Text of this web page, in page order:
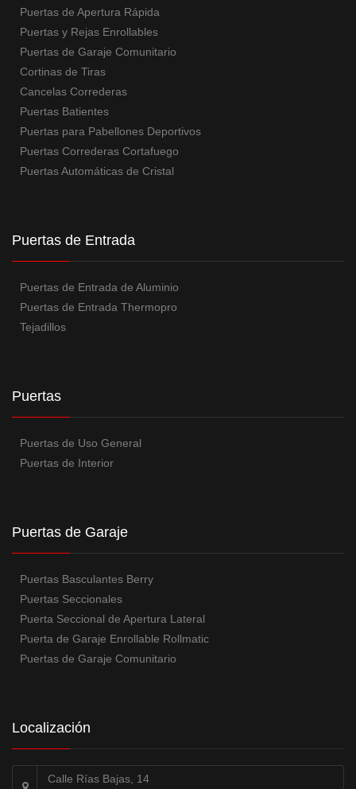
Puertas de Apertura Rápida
Puertas y Rejas Enrollables
Puertas de Garaje Comunitario
Cortinas de Tiras
Cancelas Correderas
Puertas Batientes
Puertas para Pabellones Deportivos
Puertas Correderas Cortafuego
Puertas Automáticas de Cristal
Puertas de Entrada
Puertas de Entrada de Aluminio
Puertas de Entrada Thermopro
Tejadillos
Puertas
Puertas de Uso General
Puertas de Interior
Puertas de Garaje
Puertas Basculantes Berry
Puertas Seccionales
Puerta Seccional de Apertura Lateral
Puerta de Garaje Enrollable Rollmatic
Puertas de Garaje Comunitario
Localización
Calle Rías Bajas, 14